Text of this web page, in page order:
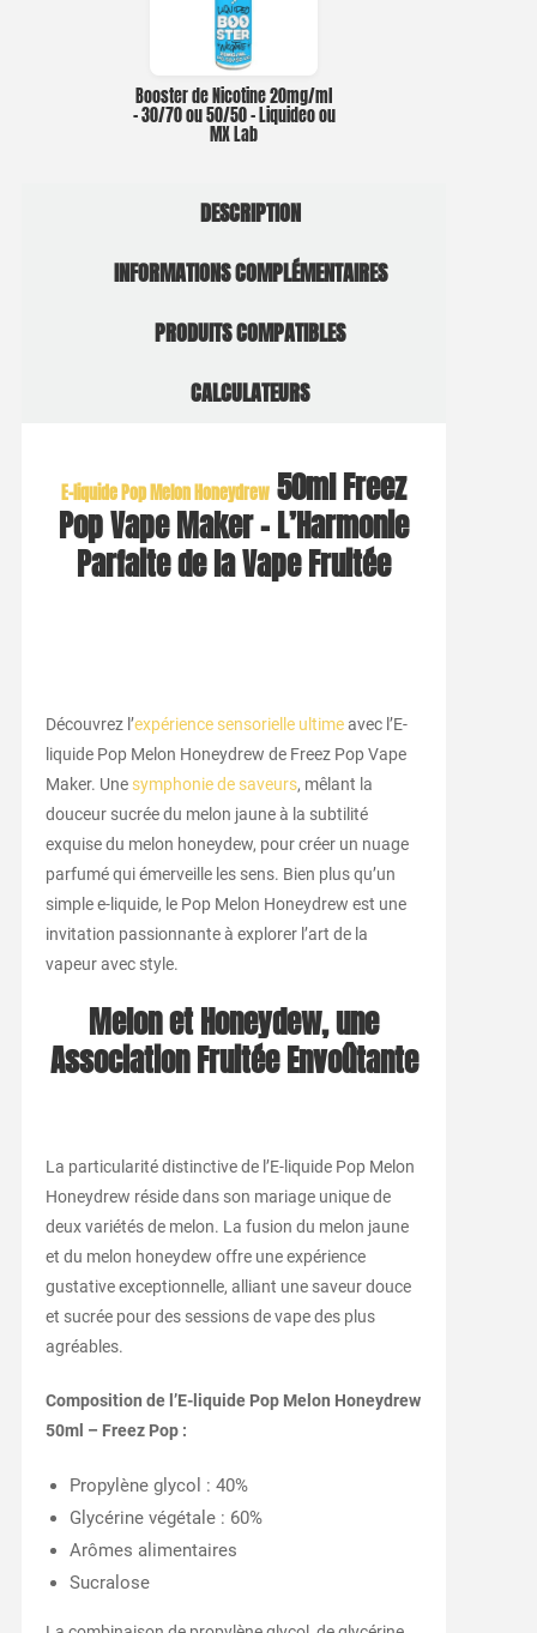
Booster de Nicotine 20mg/ml
– 30/70 ou 50/50 – Liquideo ou
MX Lab
DESCRIPTION
INFORMATIONS COMPLÉMENTAIRES
PRODUITS COMPATIBLES
CALCULATEURS
E-liquide Pop Melon Honeydrew 50ml Freez
Pop Vape Maker – L’Harmonie
Parfaite de la Vape Fruitée
Découvrez l’expérience sensorielle ultimeavec l’E-
liquide Pop Melon Honeydrew de Freez Pop Vape
Maker. Une symphonie de saveurs, mêlant la
douceur sucrée du melon jaune à la subtilité
exquise du melon honeydew, pour créer un nuage
parfumé qui émerveille les sens. Bien plus qu’un
simple e-liquide, le Pop Melon Honeydrew est une
invitation passionnante à explorer l’art de la
vapeur avec style.
Melon et Honeydew, une
Association Fruitée Envoûtante
La particularité distinctive de l’E-liquide Pop Melon
Honeydrew réside dans son mariage unique de
deux variétés de melon. La fusion du melon jaune
et du melon honeydew offre une expérience
gustative exceptionnelle, alliant une saveur douce
et sucrée pour des sessions de vape des plus
agréables.
Composition de l’E-liquide Pop Melon Honeydrew
50ml – Freez Pop :
Propylène glycol : 40%
Glycérine végétale : 60%
Arômes alimentaires
Sucralose